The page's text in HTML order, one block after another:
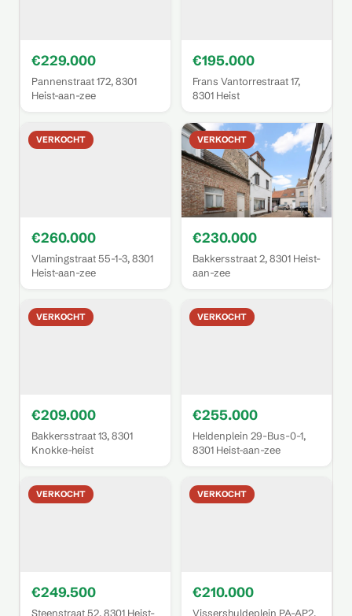
€229.000
Pannenstraat 172, 8301
Heist-aan-zee
€195.000
Frans Vantorrestraat 17,
8301 Heist
VERKOCHT
€260.000
Vlamingstraat 55-1-3, 8301
Heist-aan-zee
VERKOCHT
€230.000
Bakkersstraat 2, 8301 Heist-
aan-zee
VERKOCHT
€209.000
Bakkersstraat 13, 8301
Knokke-heist
VERKOCHT
€255.000
Heldenplein 29-Bus-0-1,
8301 Heist-aan-zee
VERKOCHT
€249.500
Steenstraat 52, 8301 Heist-
VERKOCHT
€210.000
Vissershuldeplein PA-AP2,